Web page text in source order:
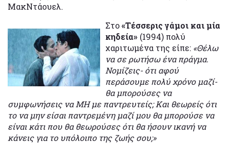
ΜακΝτάουελ.
Στο«Τέσσερις γάμοι και μία
κηδεία» (1994) πολύ
χαριτωμένα της είπε: «Θέλω
να σε ρωτήσω ένα πράγμα.
Νομίζεις- ότι αφού
περάσουμε πολύ χρόνο μαζί-
θα μπορούσες να
συμφωνήσεις να ΜΗ με παντρευτείς; Και θεωρείς ότι
το να μην είσαι παντρεμένη μαζί μου θα μπορούσε να
είναι κάτι που θα θεωρούσες ότι θα ήσουν ικανή να
κάνεις για το υπόλοιπο της ζωής σου;»